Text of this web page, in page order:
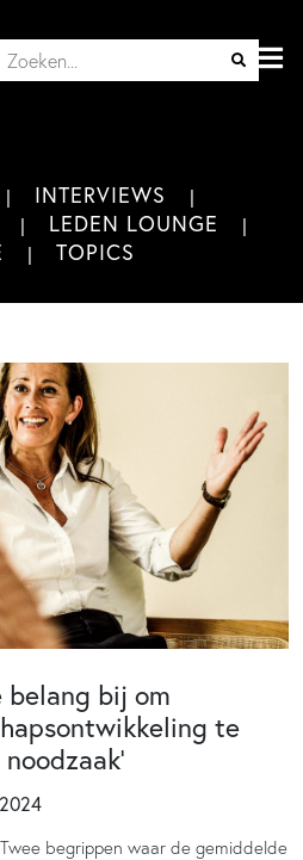
INTERVIEWS
LEDEN LOUNGE
TOPICS
belang bij om
te
begrippen waar de gemiddelde